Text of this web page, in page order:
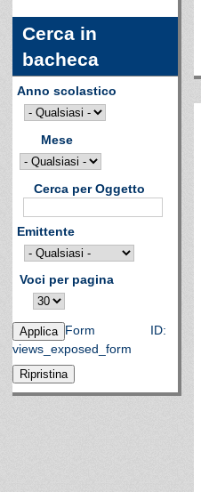
Cerca in
bacheca
Anno scolastico
Mese
Cerca per Oggetto
Emittente
Voci per pagina
Form ID:
views_exposed_form